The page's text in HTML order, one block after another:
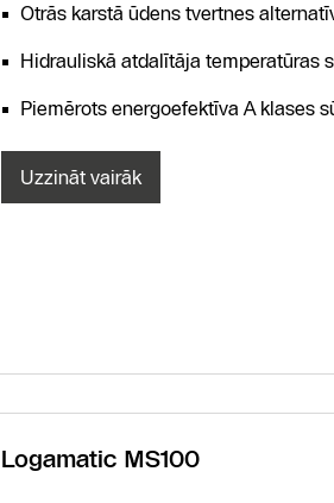
Otrās karstā ūdens tvertnes
Hidrauliskā atdalītāja temperatūras
Piemērots energoefektīva A klases
Uzzināt vairāk
Logamatic MS100